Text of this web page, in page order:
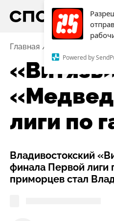
Powered by
Главная
лиги по
Владивостокский
финала Первой лиги
приморцев стал